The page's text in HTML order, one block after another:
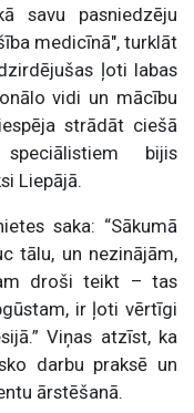
savu pasniedzēju
medicīnā", turklāt
ļoti labas
vidi un mācību
strādāt ciešā
bijis
Liepājā.
saka: “Sākumā
tālu, un nezinājām,
droši teikt – tas
ir ļoti vērtīgi
Viņas atzīst, ka
darbu praksē un
ārstēšanā.